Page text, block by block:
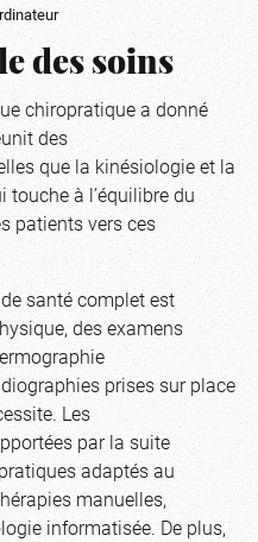
des soins
chiropratique a donné
des
que la kinésiologie et la
touche à l’équilibre du
patients vers ces
santé complet est
des examens
prises sur place
Les
par la suite
adaptés au
manuelles,
informatisée. De plus,